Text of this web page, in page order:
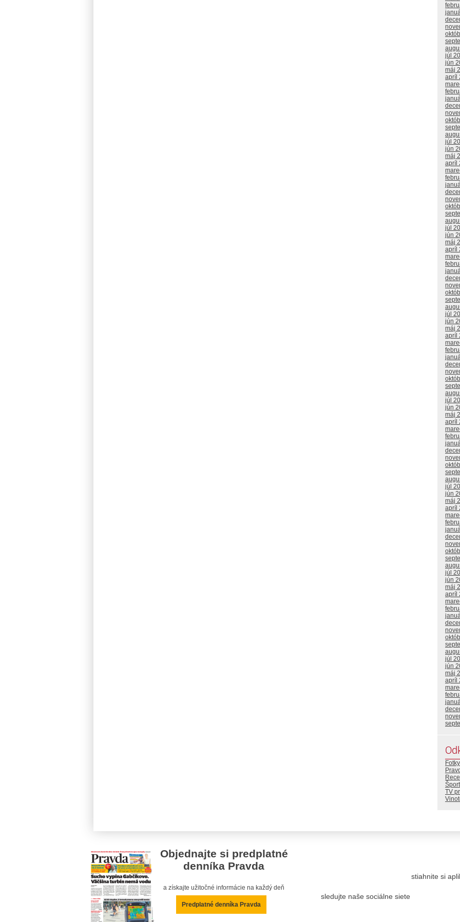
júl
jún
máj
apríl
júl
jún
máj
apríl
júl
jún
máj
apríl
júl
jún
máj
apríl
júl
jún
máj
apríl
júl
jún
máj
apríl
júl
jún
máj
apríl
júl
jún
máj
apríl
Fotky
Šport
TV
Objednajte si predplatné
denníka Pravda
a získajte užitočné informácie na každý deň
Predplatné denníka Pravda
sledujte naše sociálne siete
stiahnite si